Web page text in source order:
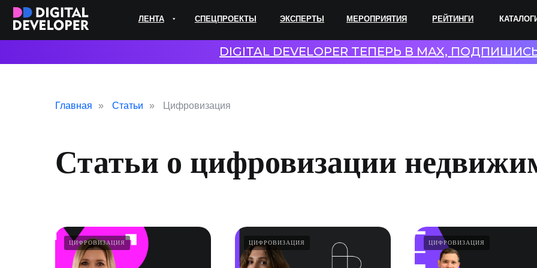
ЭКСПЕРТЫ КАТАЛОГИ
МЕРОПРИЯТИЯ
СПЕЦПРОЕКТЫ РЕЙТИНГИ
ЛЕНТА
DIGITAL DEVELOPER ТЕПЕРЬ В MAX,
Главная » Статьи » Цифровизация
Статьи о цифровизации
ЦИФРОВИЗАЦИЯ ЦИФРОВИЗАЦИЯ ЦИФРОВИЗАЦИЯ